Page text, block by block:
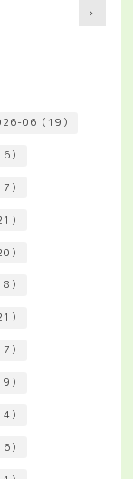
06（19）
）
）
）
）
）
）
）
）
）
）